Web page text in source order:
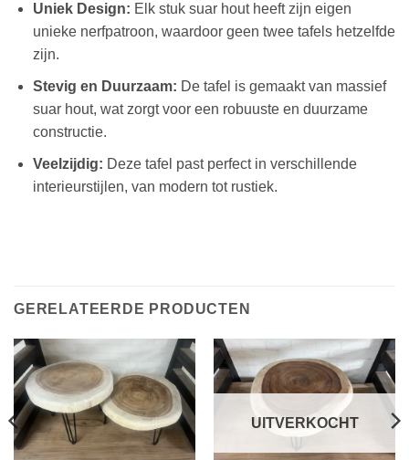
Uniek Design: Elk stuk suar hout heeft zijn eigen
unieke nerfpatroon, waardoor geen twee tafels hetzelfde
zijn.
Stevig en Duurzaam: De tafel is gemaakt van massief
suar hout, wat zorgt voor een robuuste en duurzame
constructie.
Veelzijdig: Deze tafel past perfect in verschillende
interieurstijlen, van modern tot rustiek.
GERELATEERDE PRODUCTEN
UITVERKOCHT